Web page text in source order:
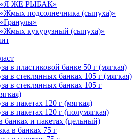
«Я ЖЕ РЫБАК»
подсолнечника (сыпуха)»
кукурузный (сыпуха)»
в пластиковой банке 50 г (мягкая)
в стеклянных банках 105 г (мягкая)
в стеклянных банках 105 г
в пакетах 120 г (мягкая)
в пакетах 120 г (полумягкая)
банках и пакетах (цельный)
в банках 75 г